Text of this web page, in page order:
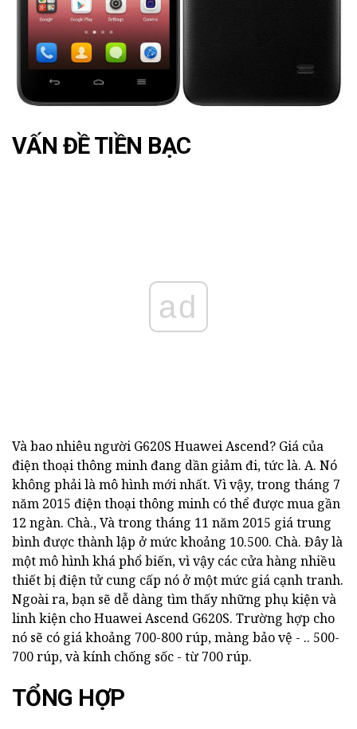
VẤN ĐỀ TIỀN BẠC
ad
Và bao nhiêu người G620S Huawei Ascend? Giá của
điện thoại thông minh đang dần giảm đi, tức là. A. Nó
không phải là mô hình mới nhất. Vì vậy, trong tháng 7
năm 2015 điện thoại thông minh có thể được mua gần
12 ngàn. Chà., Và trong tháng 11 năm 2015 giá trung
bình được thành lập ở mức khoảng 10.500. Chà. Đây là
một mô hình khá phổ biến, vì vậy các cửa hàng nhiều
thiết bị điện tử cung cấp nó ở một mức giá cạnh tranh.
Ngoài ra, bạn sẽ dễ dàng tìm thấy những phụ kiện và
linh kiện cho Huawei Ascend G620S. Trường hợp cho
nó sẽ có giá khoảng 700-800 rúp, màng bảo vệ - .. 500-
700 rúp, và kính chống sốc - từ 700 rúp.
TỔNG HỢP